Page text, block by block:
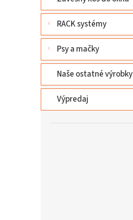
RACK systémy
Psy a mačky
Naše ostatné výrobky
Výpredaj